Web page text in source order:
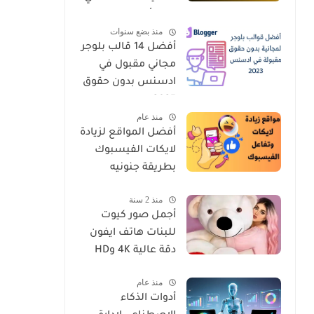
منذ بضع سنوات
أفضل 14 قالب بلوجر
مجاني مقبول في
ادسنس بدون حقوق
منذ عام
أفضل المواقع لزيادة
لايكات الفيسبوك
بطريقة جنونيه
منذ 2 سنة
أجمل صور كيوت
للبنات هاتف ايفون
دقة عالية 4K وHD
منذ عام
أدوات الذكاء